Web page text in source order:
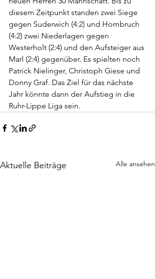
diesem Zeitpunkt standen zwei Siege
gegen Suderwich (4:2) und Hombruch
(4:2) zwei Niederlagen gegen
Westerholt (2:4) und den Aufsteiger aus
Marl (2:4) gegenüber. Es spielten noch
Patrick Nielinger, Christoph Giese und
Donny Graf. Das Ziel für das nächste
Jahr könnte dann der Aufstieg in die
Ruhr-Lippe Liga sein.
Aktuelle Beiträge Alle ansehen